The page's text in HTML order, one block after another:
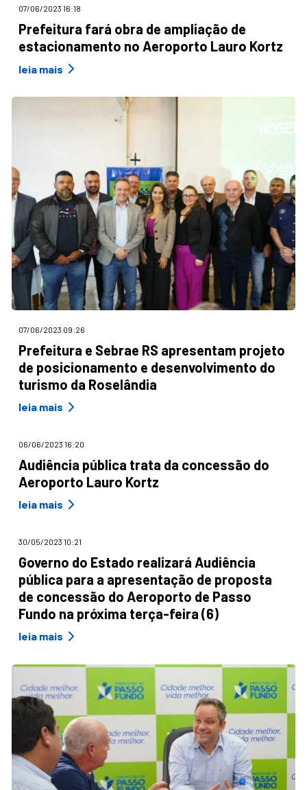
07/06/2023 16:18
Prefeitura fará obra de ampliação de
estacionamento no Aeroporto Lauro Kortz
leia mais
07/06/2023 09:26
Prefeitura e Sebrae RS apresentam projeto
de posicionamento e desenvolvimento do
turismo da Roselândia
leia mais
06/06/2023 16:20
Audiência pública trata da concessão do
Aeroporto Lauro Kortz
leia mais
30/05/2023 10:21
Governo do Estado realizará Audiência
pública para a apresentação de proposta
de concessão do Aeroporto de Passo
Fundo na próxima terça-feira (6)
leia mais